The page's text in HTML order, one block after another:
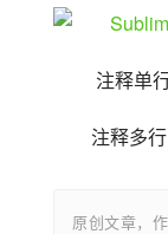
注释单
注释
原创文章，